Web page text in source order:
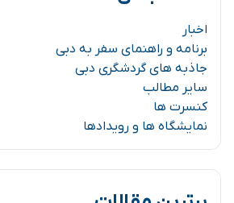
اخبار
برنامه و راهنمای سفر به دبی
جاذبه های گردشگری دبی
سایر مطالب
کنسرت ها
نمایشگاه ها و رویدادها